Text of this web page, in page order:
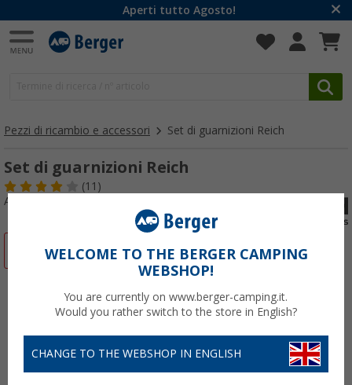
Aperti tutto Agosto!
Pezzi di ricambio e accessori Set di guarnizioni Reich
Set di guarnizioni Reich
(11)
Articolo n: 121330
-15%WELCOME TO THE BERGER CAMPING
WEBSHOP!
You are currently on www.berger-camping.it.
Would you rather switch to the store in English?
CHANGE TO THE WEBSHOP IN ENGLISH